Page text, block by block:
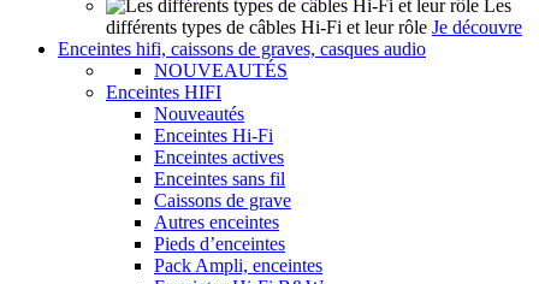
Les
différents types de câbles Hi-Fi et leur rôle Je découvre
Enceintes hifi, caissons de graves, casques audio
NOUVEAUTÉS
Enceintes HIFI
Nouveautés
Enceintes Hi-Fi
Enceintes actives
Enceintes sans fil
Caissons de grave
Autres enceintes
Pieds d’enceintes
Pack Ampli, enceintes